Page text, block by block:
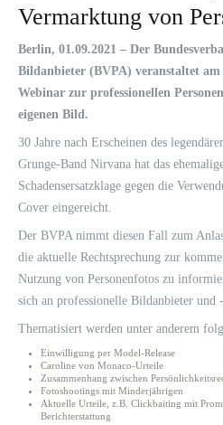
Vermarktung von
Berlin, 01.09.2021 – Der
Bildanbieter (BVPA) veranstaltet am
Webinar zur professionellen
eigenen Bild.
30 Jahre nach Erscheinen des
Grunge-Band Nirvana hat das
Schadensersatzklage gegen die
Cover eingereicht.
Der BVPA nimmt diesen Fall zum
die aktuelle Rechtsprechung zur
Nutzung von Personenfotos zu
sich an professionelle Bildanbieter und
Thematisiert werden unter anderem
Einwilligung per Model-Release
Caroline von Monaco-Urteile
Zusammenhang zwischen
Fotoshootings mit Minderjährigen
Aktuelle Urteile, z.B. Clickbaiting mit
Berichterstattung